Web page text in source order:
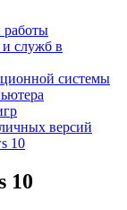
работы
служб в
системы
версий
10
10